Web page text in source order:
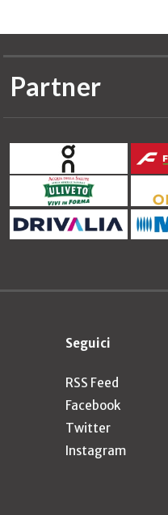
Partner
Seguici
RSS Feed
Facebook
Twitter
Instagram